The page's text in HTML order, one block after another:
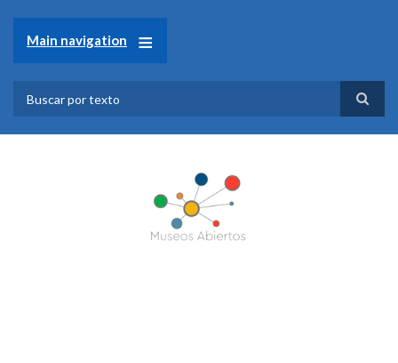
contenido
principal
Main navigation